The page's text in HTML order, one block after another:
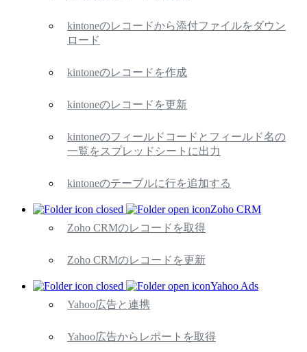
kintoneのレコードから添付ファイルをダウン
ロード
kintoneのレコードを作成
kintoneのレコードを更新
kintoneのフィールドコードとフィールド名の
一覧をスプレッドシートに出力
kintoneのテーブルに行を追加する
Zoho CRM
Zoho CRMのレコードを取得
Zoho CRMのレコードを更新
Yahoo Ads
Yahoo広告と連携
Yahoo広告からレポートを取得